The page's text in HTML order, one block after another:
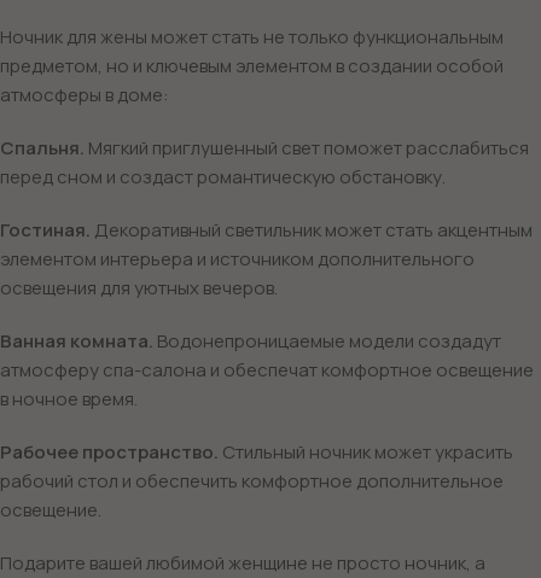
Ночник для жены может стать не только функциональным
предметом, но и ключевым элементом в создании особой
атмосферы в доме:
Спальня. Мягкий приглушенный свет поможет расслабиться
перед сном и создаст романтическую обстановку.
Гостиная. Декоративный светильник может стать акцентным
элементом интерьера и источником дополнительного
освещения для уютных вечеров.
Ванная комната. Водонепроницаемые модели создадут
атмосферу спа-салона и обеспечат комфортное освещение
в ночное время.
Рабочее пространство. Стильный ночник может украсить
рабочий стол и обеспечить комфортное дополнительное
освещение.
Подарите вашей любимой женщине не просто ночник, а